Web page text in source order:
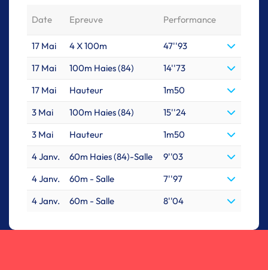
Date Epreuve Performance
17 Mai 4 X 100m
47''93
17 Mai
100m Haies (84)
14''73
17 Mai
Hauteur
1m50
3 Mai
100m Haies (84)
15''24
3 Mai
Hauteur
1m50
4 Janv.
60m Haies (84)-Salle
9''03
4 Janv.
60m - Salle
7''97
4 Janv.
60m - Salle 8''04